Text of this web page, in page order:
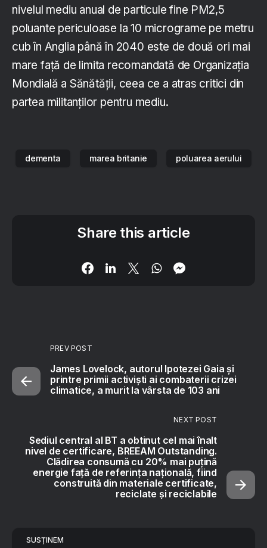
nivelul mediu anual de particule fine PM2,5
poluante periculoase la 10 micrograme pe metru
cub în Anglia până în 2040 este de două ori mai
mare față de limita recomandată de Organizația
Mondială a Sănătății, ceea ce a atras critici din
partea militanților pentru mediu.
dementa marea britanie poluarea aerului
Share this article
PREV POST
James Lovelock, autorul Ipotezei Gaia și
printre primii activiști ai combaterii crizei
climatice, a murit la vârsta de 103 ani
NEXT POST
Sediul central al BT a obtinut cel mai înalt
nivel de certificare, BREEAM Outstanding.
Clădirea consumă cu 20% mai puțină
energie față de referința națională, fiind
construită din materiale certificate,
reciclate și reciclabile
SUSȚINEM